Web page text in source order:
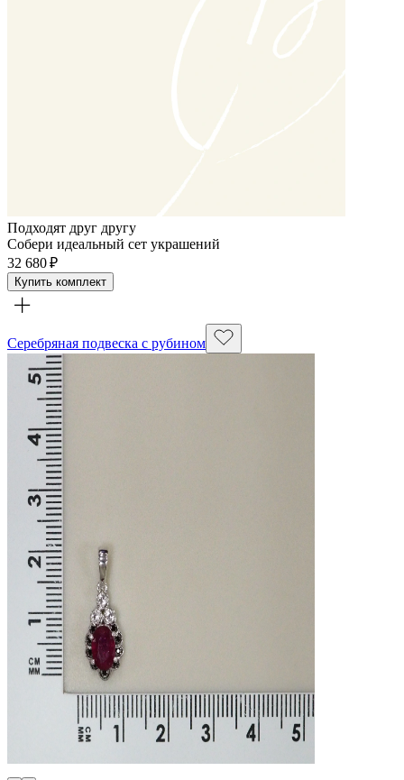
Подходят друг другу
Собери идеальный сет украшений
32 680 ₽
Купить комплект
Серебряная подвеска с рубином